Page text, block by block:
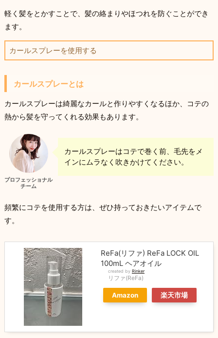
軽く髪をとかすことで、髪の絡まりやほつれを防ぐことができ
ます。
カールスプレーを使用する
カールスプレーとは
カールスプレーは綺麗なカールと作りやすくなるほか、コテの
熱から髪を守ってくれる効果もあります。
プロフェッショナル
チーム
カールスプレーはコテで巻く前、毛先をメ
インにムラなく吹きかけてください。
頻繁にコテを使用する方は、ぜひ持っておきたいアイテムで
す。
ReFa(リファ) ReFa LOCK OIL
100mL ヘアオイル
created by Rinker
リファ(ReFa)
Amazon 楽天市場